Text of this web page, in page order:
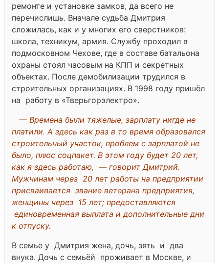
ремонте и установке замков, да всего не
перечислишь. Вначале судьба Дмитрия
сложилась, как и у многих его сверстников:
школа, техникум, армия. Службу проходил в
подмосковном Чехове, где в составе батальона
охраны стоял часовым на КПП и секретных
объектах. После демобилизации трудился в
строительных организациях. В 1998 году пришёл
на работу в «Тверьгорэлектро».
— Времена были тяжелые, зарплату нигде не
платили. А здесь как раз в то время образовался
строительный участок, проблем с зарплатой не
было, плюс соцпакет. В этом году будет 20 лет,
как я здесь работаю, — говорит Дмитрий.
Мужчинам через 20 лет работы на предприятии
присваивается звание ветерана предприятия,
женщины через 15 лет; предоставляются
единовременная выплата и дополнительные дни
к отпуску.
В семье у Дмитрия жена, дочь, зять и два
внука. Дочь с семьёй проживает в Москве, и